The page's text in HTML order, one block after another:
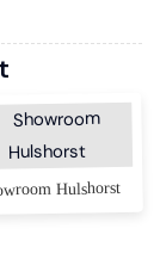
Hulshorst